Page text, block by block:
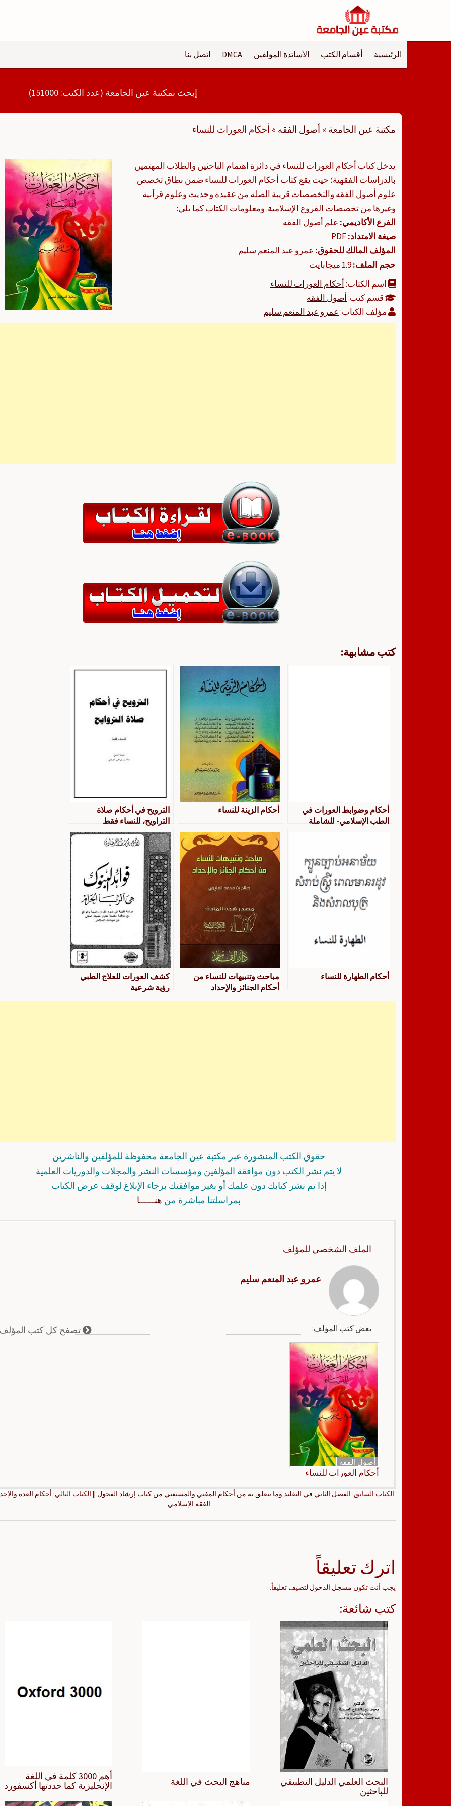
الرئيسية أقسام الكتب الأساتذة المؤلفين DMCA اتصل بنا
إبحث بمكتبة عين الجامعة (عدد الكتب: 151000)
مكتبة عين الجامعة » أصول الفقه » أحكام العورات للنساء
يدخل كتاب أحكام العورات للنساء في دائرة اهتمام الباحثين والطلاب المهتمين
بالدراسات الفقهية؛ حيث يقع كتاب أحكام العورات للنساء ضمن نطاق تخصص
علوم أصول الفقه والتخصصات قريبة الصلة من عقيدة وحديث وعلوم قرآنية
وغيرها من تخصصات الفروع الإسلامية. ومعلومات الكتاب كما يلي:
الفرع الأكاديمي: علم أصول الفقه
صيغة الامتداد:
المؤلف المالك للحقوق: عمرو عبد المنعم سليم
حجم الملف:1.9 ميجابايت
اسم الكتاب:أحكام العورات للنساء
قسم كتب:أصول الفقه
مؤلف الكتاب:عمرو عبد المنعم سليم
كتب مشابهة:
أحكام وضوابط العورات في
الطب الإسلامي- للشاملة
أحكام الزينة للنساء
الترويح في أحكام صلاة
التراويح، للنساء فقط
أحكام الطهارة للنساء
مباحث وتنبيهات للنساء من
أحكام الجنائز والإحداد
كشف العورات للعلاج الطبي
رؤية شرعية
حقوق الكتب المنشورة عبر مكتبة عين الجامعة محفوظة للمؤلفين والناشرين
لا يتم نشر الكتب دون موافقة المؤلفين ومؤسسات النشر والمجلات والدوريات العلمية
إذا تم نشر كتابك دون علمك أو بغير موافقتك برجاء الإبلاغ لوقف عرض الكتاب
بمراسلتنا مباشرة من هنــــــا
الملف الشخصي للمؤلف
عمرو عبد المنعم سليم
بعض كتب المؤلف: تصفح كل كتب المؤلف
أصول الفقه
أحكام العورات للنساء
الكتاب السابق: الفصل الثاني في التقليد وما يتعلق به من أحكام المفتي والمستفتي من كتاب إرشاد الفحول || الكتاب التالي: أحكام العدة
الفقه الإسلامي
اترك تعليقاً
يجب أنت تكون مسجل الدخول لتضيف تعليقاً.
كتب شائعة:
أهم 3000 كلمة في اللغة
الإنجليزية كما حددتها أكسفورد
مناهج البحث في اللغة
البحث العلمي الدليل التطبيقي
للباحثين